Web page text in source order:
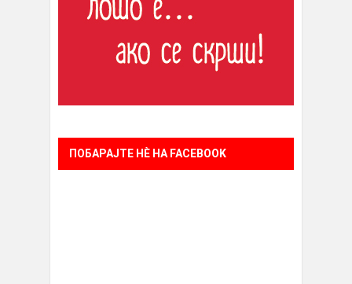
ПОБАРАЈТЕ НÈ НА FACEBOOK